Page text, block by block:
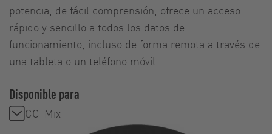
potencia, de fácil comprensión, ofrece un acceso
rápido y sencillo a todos los datos de
funcionamiento, incluso de forma remota a través de
una tableta o un teléfono móvil.
Disponible para
CC-Mix